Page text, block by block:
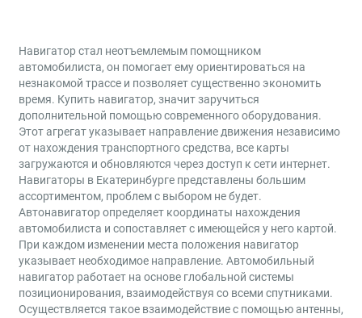
Навигатор стал неотъемлемым помощником
автомобилиста, он помогает ему ориентироваться на
незнакомой трассе и позволяет существенно экономить
время. Купить навигатор, значит заручиться
дополнительной помощью современного оборудования.
Этот агрегат указывает направление движения независимо
от нахождения транспортного средства, все карты
загружаются и обновляются через доступ к сети интернет.
Навигаторы в Екатеринбурге представлены большим
ассортиментом, проблем с выбором не будет.
Автонавигатор определяет координаты нахождения
автомобилиста и сопоставляет с имеющейся у него картой.
При каждом изменении места положения навигатор
указывает необходимое направление. Автомобильный
навигатор работает на основе глобальной системы
позиционирования, взаимодействуя со всеми спутниками.
Осуществляется такое взаимодействие с помощью антенны,